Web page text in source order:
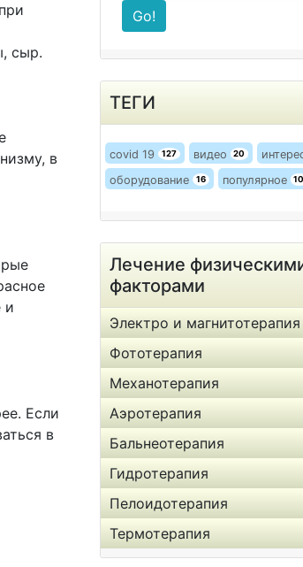
сыр.
в
и
Если
в
Go!
ТЕГИ
covid 19 127 видео 20
оборудование 16 популярное 10
Лечение
факторами
Электро и магнитотерапия
Фототерапия
Механотерапия
Аэротерапия
Бальнеотерапия
Гидротерапия
Пелоидотерапия
Термотерапия